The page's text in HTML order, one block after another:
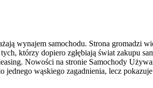
wynajem samochodu. Strona gromadzi
którzy dopiero zgłębiają świat zakupu
Nowości na stronie Samochody
wąskiego zagadnienia, lecz